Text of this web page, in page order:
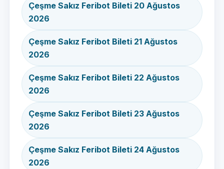
Çeşme Sakız Feribot Bileti 20 Ağustos
2026
Çeşme Sakız Feribot Bileti 21 Ağustos
2026
Çeşme Sakız Feribot Bileti 22 Ağustos
2026
Çeşme Sakız Feribot Bileti 23 Ağustos
2026
Çeşme Sakız Feribot Bileti 24 Ağustos
2026